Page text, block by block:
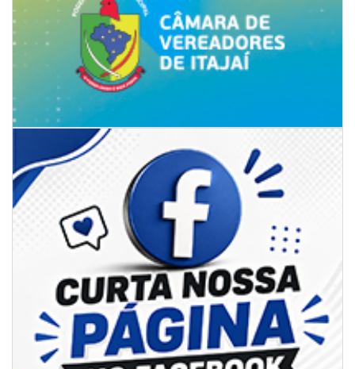
06/08/2026 | 18:28
Ciclone-bomba se forma sobre o oceano, mas Santa Catarina terá
impactos provocados pela frente fria e pelo vento Sul